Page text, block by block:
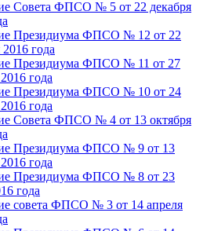
Совета ФПСО № 5 от 22 декабря
Президиума ФПСО № 12 от 22
года
Президиума ФПСО № 11 от 27
года
Президиума ФПСО № 10 от 24
года
Совета ФПСО № 4 от 13 октября
Президиума ФПСО № 9 от 13
года
Президиума ФПСО № 8 от 23
года
совета ФПСО № 3 от 14 апреля